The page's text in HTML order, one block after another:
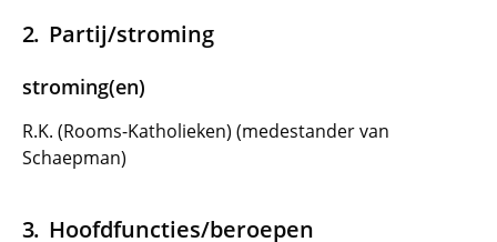
Partij/stroming
stroming(en)
R.K. (Rooms-Katholieken) (medestander van
Schaepman)
Hoofdfuncties/beroepen